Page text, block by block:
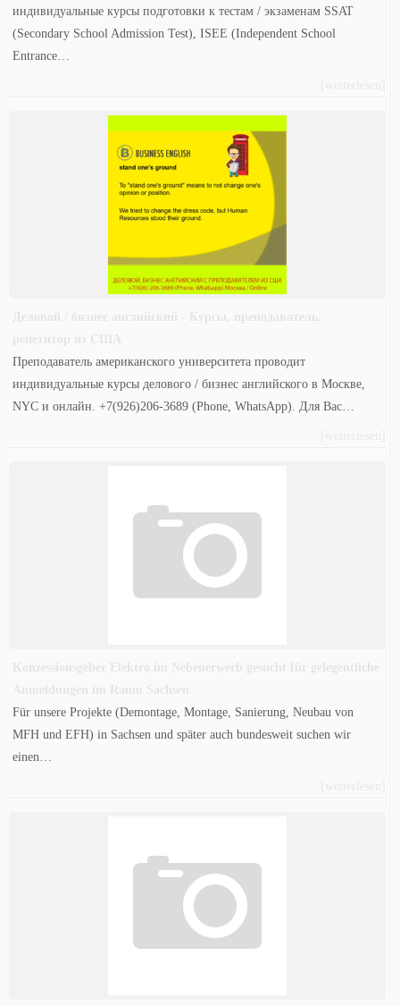
индивидуальные курсы подготовки к тестам / экзаменам SSAT
(Secondary School Admission Test), ISEE (Independent School
Entrance…
[weiterlesen]
Деловой / бизнес английский - Курсы, преподаватель,
репетитор из США
Преподаватель американского университета проводит
индивидуальные курсы делового / бизнес английского в Москве,
NYC и онлайн. +7(926)206-3689 (Phone, WhatsApp). Для Вас…
[weiterlesen]
Konzessionsgeber Elektro im Nebenerwerb gesucht für gelegentliche
Anmeldungen im Raum Sachsen
Für unsere Projekte (Demontage, Montage, Sanierung, Neubau von
MFH und EFH) in Sachsen und später auch bundesweit suchen wir
einen…
[weiterlesen]